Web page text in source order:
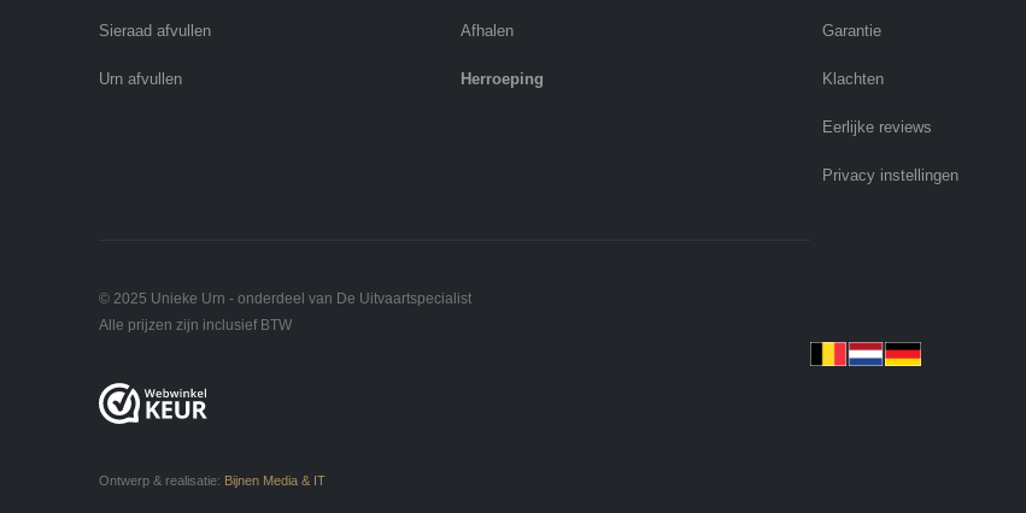
Sieraad afvullen
Urn afvullen
Afhalen
Herroeping
Garantie
Klachten
Eerlijke reviews
Privacy instellingen
© 2025 Unieke Urn - onderdeel van De Uitvaartspecialist
Alle prijzen zijn inclusief BTW
Ontwerp & realisatie: Bijnen Media & IT